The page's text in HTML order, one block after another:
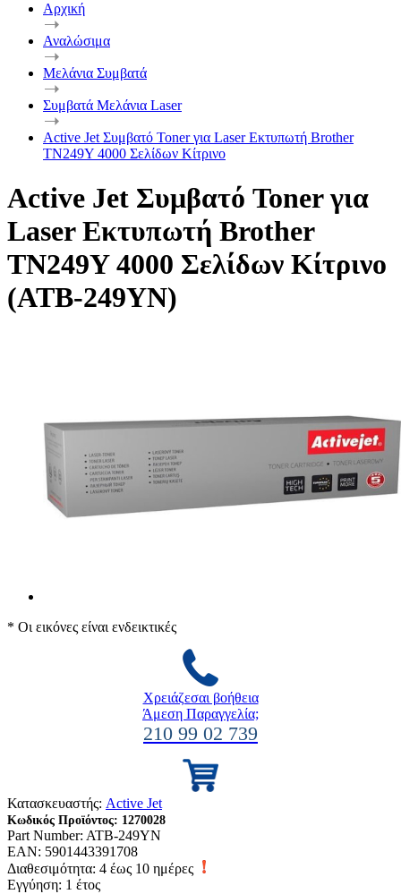
Αρχική
Αναλώσιμα
Μελάνια Συμβατά
Συμβατά Μελάνια Laser
Active Jet Συμβατό Toner για Laser Εκτυπωτή Brother
TN249Y 4000 Σελίδων Κίτρινο
Active Jet Συμβατό Toner για
Laser Εκτυπωτή Brother
TN249Y 4000 Σελίδων Κίτρινο
(ATB-249YN)
* Οι εικόνες είναι ενδεικτικές
Χρειάζεσαι βοήθεια
Άμεση Παραγγελία;
210 99 02 739
Κατασκευαστής: Active Jet
Κωδικός Προϊόντος: 1270028
Part Number: ATB-249YN
EAN: 5901443391708
Διαθεσιμότητα: 4 έως 10 ημέρες
Εγγύηση: 1 έτος